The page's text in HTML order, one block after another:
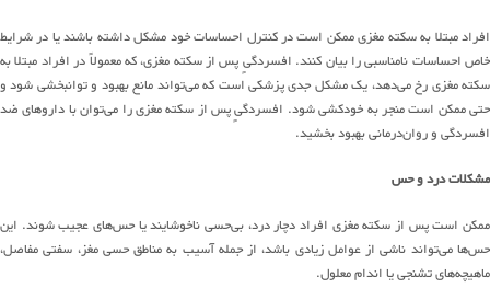
افراد مبتلا به سکته مغزی ممکن است در کنترل احساسات خود مشکل داشته باشند یا در شرایط
خاص احساسات نامناسبیرا بیان کنند. افسردگیپس از سکته مغزی، که معمولاً در افراد مبتلا به
سکته مغزی رخمیدهد، یک مشکل جدی پزشکی است کهمیتواندمانع بهبود و توانبخشی شود و
حتی ممکن است منجر به خودکشی شود. افسردگیپس از سکته مغزی را میتوانبا داروهای ضد
افسردگی و روان‌درمانیبهبود بخشید.
مشکلات درد وحس
ممکن است پس از سکته مغزی افراددچار درد،بیحسیناخوشایندیاحس‌هایعجیب شوند. این
حس‌هامی‌تواند ناشی از عوامل زیادی باشد، از جمله آسیب به مناطق حسی مغز، سفتی مفاصل،
ماهیچههایتشنجییا اندام معلول.